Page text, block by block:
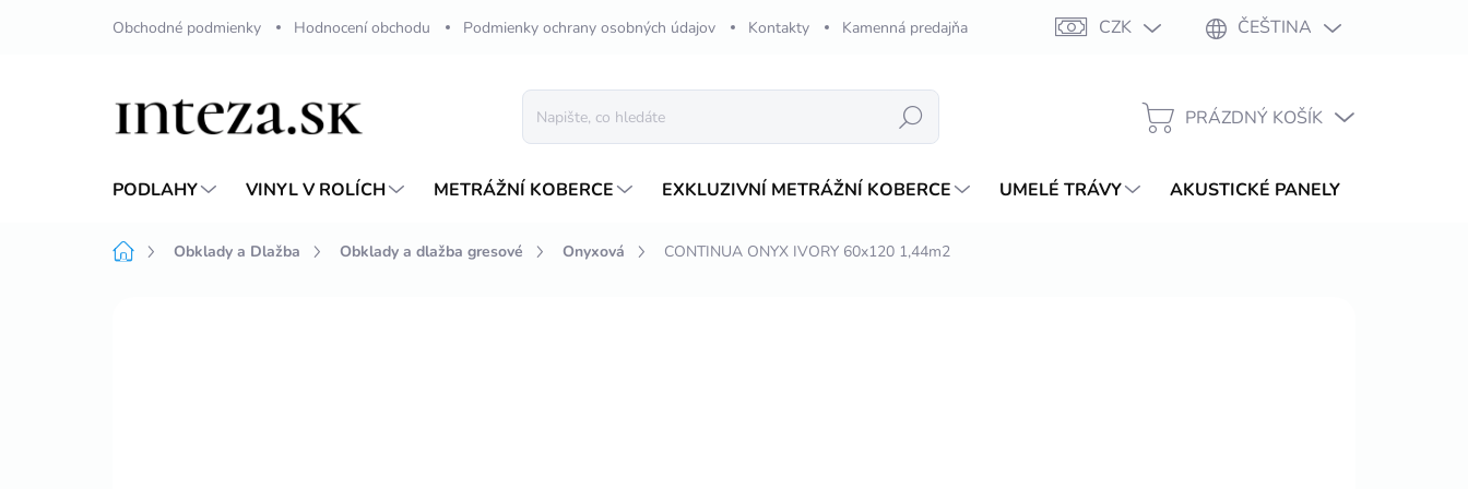
Obchodné podmienky Hodnocení obchodu Podmienky ochrany osobných údajov Kontakty Kamenná predajňa Moje objednávkaCZK ČEŠTINA
Hledat NÁKUPNÍ
PRÁZDNÝ KOŠÍK
PODLAHY VINYL V ROLÍCH METRÁŽNÍ KOBERCE EXKLUZIVNÍ METRÁŽNÍ KOBERCE UMELÉ TRÁVY AKUSTICKÉ PANELY
DomůObklady a Dlažba Obklady a dlažba gresové Onyxová CONTINUA ONYX IVORY 60x120 1,44m2